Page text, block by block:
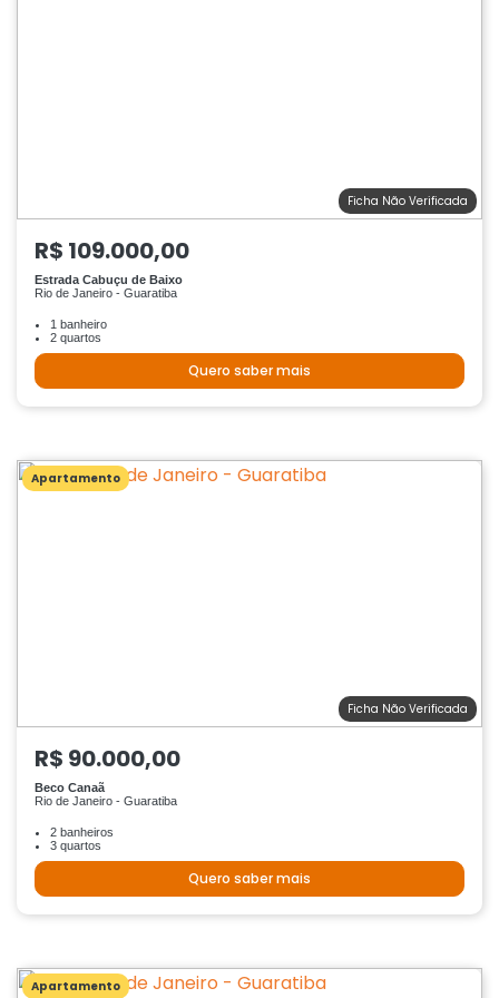
Ficha Não Verificada
R$ 109.000,00
Estrada Cabuçu de Baixo
Rio de Janeiro - Guaratiba
1 banheiro
2 quartos
Quero saber mais
Apartamento
Ficha Não Verificada
R$ 90.000,00
Beco Canaã
Rio de Janeiro - Guaratiba
2 banheiros
3 quartos
Quero saber mais
Apartamento